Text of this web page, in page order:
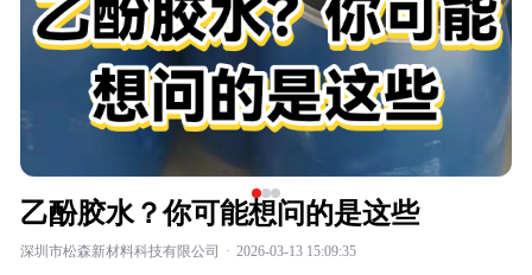
乙酚胶水？你可能想问的是这些
深圳市松森新材料科技有限公司 · 2026-03-13 15:09:35